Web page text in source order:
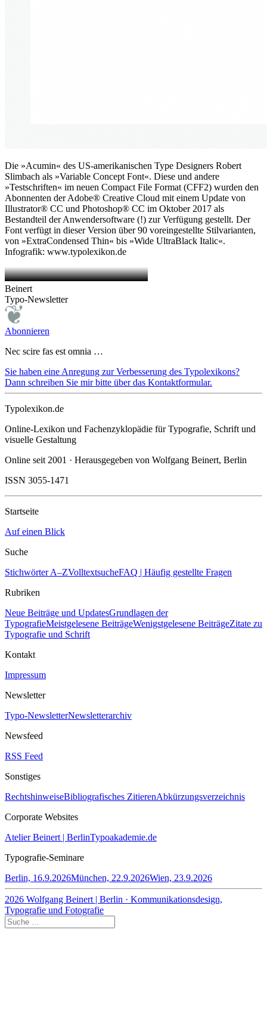
Die »Acumin« des US-amerikanischen Type Designers Robert
Slimbach als »Variable Concept Font«. Diese und andere
»Testschriften« im neuen Compact File Format (CFF2) wurden den
Abonnenten der Adobe® Creative Cloud mit einem Update von
Illustrator® CC und Photoshop® CC im Oktober 2017 als
Bestandteil der Anwendersoftware (!) zur Verfügung gestellt. Der
Font verfügt in dieser Version über 90 voreingestellte Stilvarianten,
von »ExtraCondensed Thin« bis »Wide UltraBlack Italic«.
Infografik: www.typolexikon.de
Beinert
Typo-Newsletter
Abonnieren
Nec scire fas est omnia …
Sie haben eine Anregung zur Verbesserung des Typolexikons?
Dann schreiben Sie mir bitte über das Kontaktformular.
Typolexikon.de
Online-Lexikon und Fachenzyklopädie für Typografie, Schrift und
visuelle Gestaltung
Online seit 2001 · Herausgegeben von Wolfgang Beinert, Berlin
ISSN 3055-1471
Startseite
Auf einen Blick
Suche
Stichwörter A–ZVolltextsucheFAQ | Häufig gestellte Fragen
Rubriken
Neue Beiträge und UpdatesGrundlagen der
TypografieMeistgelesene BeiträgeWenigstgelesene BeiträgeZitate zu
Typografie und Schrift
Kontakt
Impressum
Newsletter
Typo-NewsletterNewsletterarchiv
Newsfeed
RSS Feed
Sonstiges
RechtshinweiseBibliografisches ZitierenAbkürzungsverzeichnis
Corporate Websites
Atelier Beinert | BerlinTypoakademie.de
Typografie-Seminare
Berlin, 16.9.2026München, 22.9.2026Wien, 23.9.2026
2026 Wolfgang Beinert | Berlin · Kommunikationsdesign,
Typografie und Fotografie